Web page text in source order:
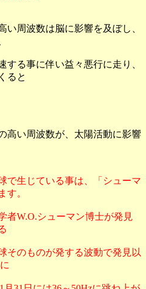
い周波数は脳に影響を及ぼし、
する事に伴い益々悪行に走り、
ると
高い周波数が、太陽活動に影響
で生じている事は、「シューマ
す。
者W.O.シューマン博士が発見
そのものが発する波動で発見以